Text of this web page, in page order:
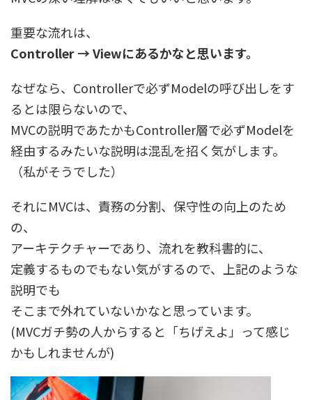
重要な流れは、
Controller → Viewにあるかなと思います。
なぜなら、Controllerで必ずModelの呼び出しをす
るとは限らないので、
MVCの説明であたかもController層で必ずModelを
経由するみたいな説明は混乱を招く気がします。
（私がそうでした）
それにMVCは、責務の分割、保守性の向上のため
の、
アーキテクチャーであり、流れを教科書的に、
定義するものでもない気がするので、上記のような
説明でも
そこまで外れていないかなと思っています。
(MVCガチ勢の人からすると「ちげえよ」って感じ
かもしれませんが)